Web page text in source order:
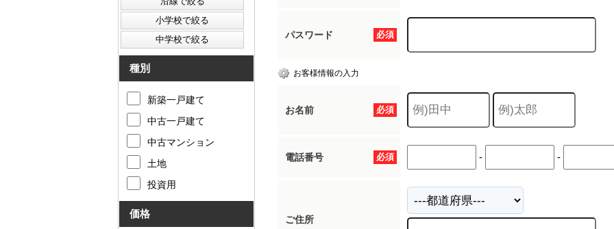
必須
パスワード
お客様情報の入力
必須
お名前
必須
電話番号 - -
ご住所
種別
新築一戸建て
中古一戸建て
中古マンション
土地
投資用
価格